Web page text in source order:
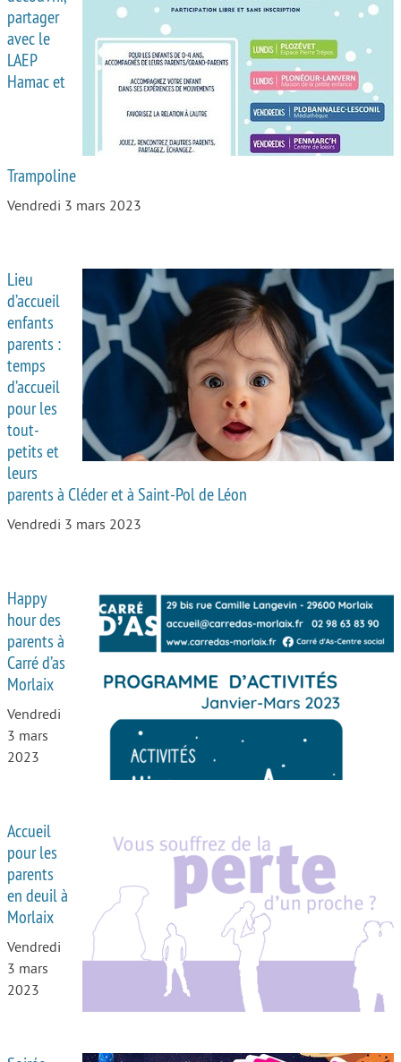
partager
avec le
LAEP
Hamac et
Trampoline
Vendredi 3 mars 2023
Lieu
d’accueil
enfants
parents :
temps
d’accueil
pour les
tout-
petits et
leurs
parents à Cléder et à Saint-Pol de Léon
Vendredi 3 mars 2023
Happy
hour des
parents à
Carré d’as
Morlaix
Vendredi
3 mars
2023
Accueil
pour les
parents
en deuil à
Morlaix
Vendredi
3 mars
2023